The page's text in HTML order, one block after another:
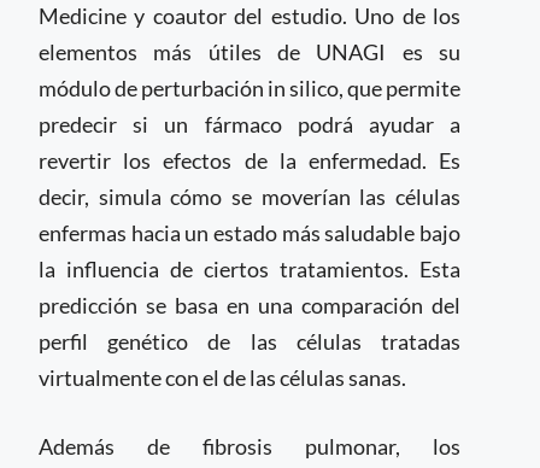
Medicine y coautor del estudio. Uno de los
elementos más útiles de UNAGI es su
módulo de perturbación in silico, que permite
predecir si un fármaco podrá ayudar a
revertir los efectos de la enfermedad. Es
decir, simula cómo se moverían las células
enfermas hacia un estado más saludable bajo
la influencia de ciertos tratamientos. Esta
predicción se basa en una comparación del
perfil genético de las células tratadas
virtualmente con el de las células sanas.
Además de fibrosis pulmonar, los